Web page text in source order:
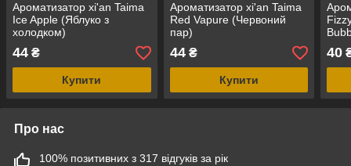
Ароматизатор xi'an Taima
Ice Apple (Яблуко з
холодком)
44 ₴
Купити
Ароматизатор xi'an Taima
Red Vapure (Червоний
пар)
44₴
Купити
40
Про нас
100% позитивних з 317 відгуків за рік